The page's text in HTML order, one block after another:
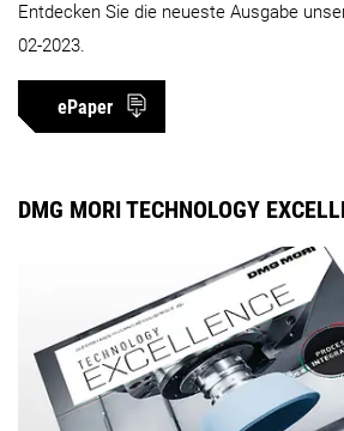
Entdecken Sie die neueste Ausgabe
02-2023.
ePaper
DMG MORI TECHNOLOGY